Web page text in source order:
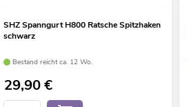
SHZ Spanngurt H800 Ratsche Spitzhaken
schwarz
Bestand reicht ca. 12 Wo.
29,90€